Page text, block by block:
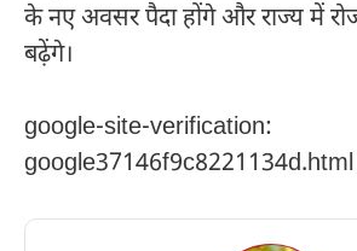
के नए अवसर पैदा होंगे और राज्य में
बढ़ेंगे।
google-site-verification:
google37146f9c8221134d.html